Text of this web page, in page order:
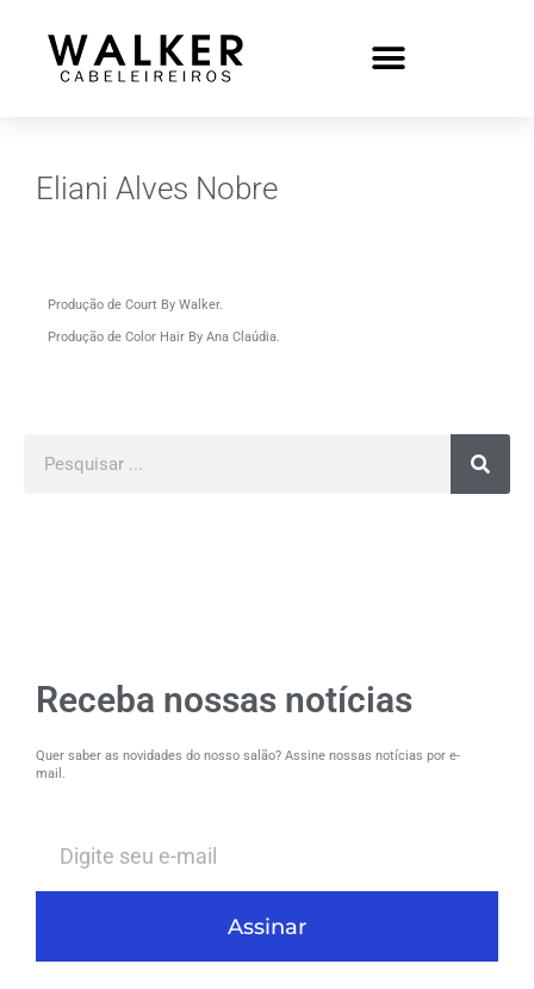
Eliani Alves Nobre
Produção de Court By Walker.
Produção de Color Hair By Ana Claúdia.
Receba nossas notícias
Quer saber as novidades do nosso salão? Assine nossas notícias por e-
mail.
Assinar